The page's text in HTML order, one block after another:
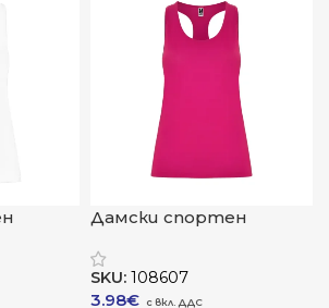
Дамски спортен
SKU: 108607
3.98€